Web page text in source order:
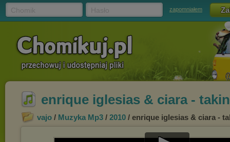
zapomniałem
enrique iglesias & ciara -
vajo / Muzyka Mp3 / 2010 / enrique iglesias & ciara -